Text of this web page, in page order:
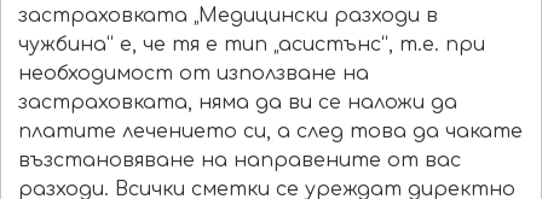
застраховката „Медицински разходи в
чужбина“ е, че тя е тип „асистънс“, т.е. при
необходимост от използване на
застраховката, няма да ви се наложи да
платите лечението си, а след това да чакате
възстановяване на направените от вас
разходи. Всички сметки се уреждат директно